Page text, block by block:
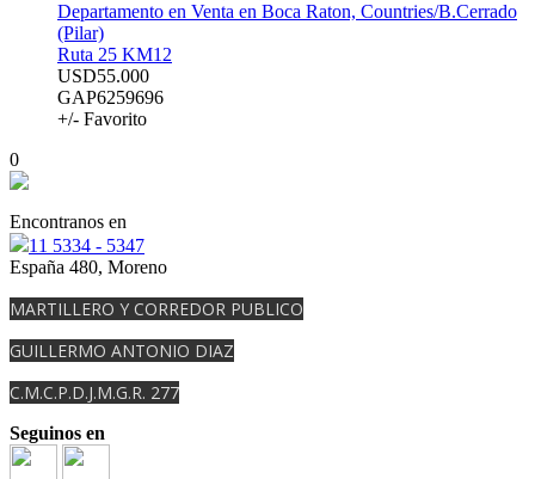
Departamento en Venta en Boca Raton, Countries/B.Cerrado
(Pilar)
Ruta 25 KM12
USD55.000
GAP6259696
+/- Favorito
0
Encontranos en
11 5334 - 5347
España 480, Moreno
MARTILLERO Y CORREDOR PUBLICO
GUILLERMO ANTONIO DIAZ
C.M.C.P.D.J.M.G.R. 277
Seguinos en